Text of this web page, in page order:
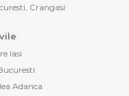
Crangasi
Iasi
Adanca